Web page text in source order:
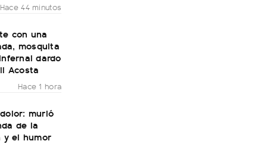
Hace 44 minutos
con una
mosquita
dardo
Acosta
Hace 1 hora
murió
de la
y el humor